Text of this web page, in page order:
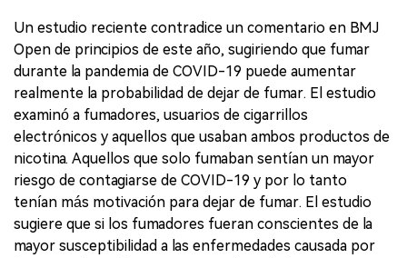
Un estudio reciente contradice un comentario en BMJ
Open de principios de este año, sugiriendo que fumar
durante la pandemia de COVID-19 puede aumentar
realmente la probabilidad de dejar de fumar. El estudio
examinó a fumadores, usuarios de cigarrillos
electrónicos y aquellos que usaban ambos productos de
nicotina. Aquellos que solo fumaban sentían un mayor
riesgo de contagiarse de COVID-19 y por lo tanto
tenían más motivación para dejar de fumar. El estudio
sugiere que si los fumadores fueran conscientes de la
mayor susceptibilidad a las enfermedades causada por